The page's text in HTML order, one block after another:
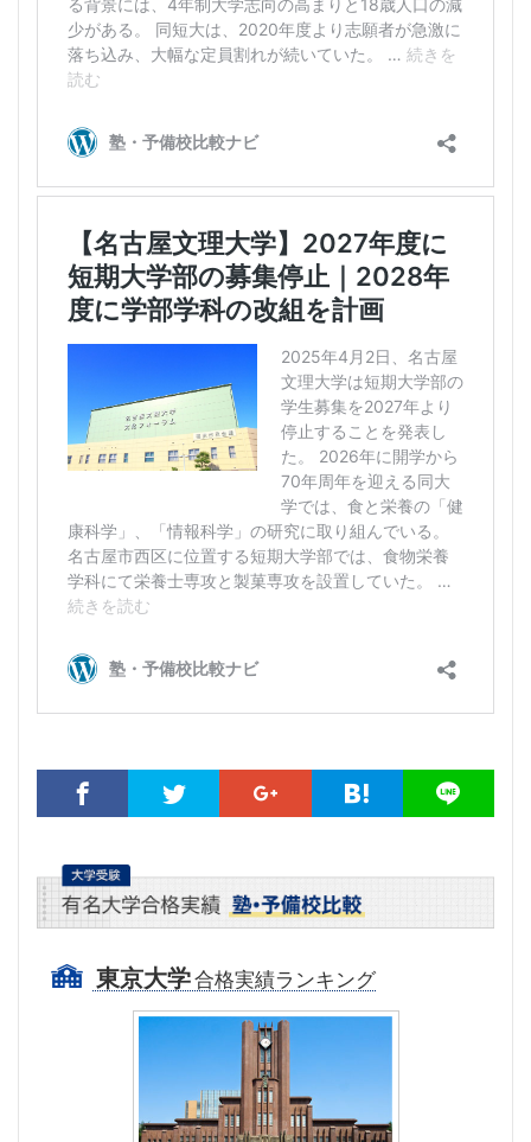
東京大学合格実績ランキング